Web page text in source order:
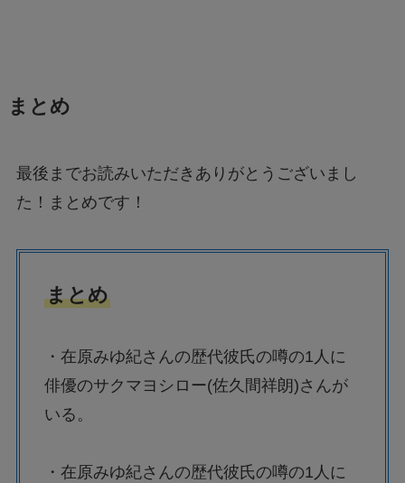
まとめ
最後までお読みいただきありがとうございまし
た！まとめです！
まとめ
・在原みゆ紀さんの歴代彼氏の噂の1人に
俳優のサクマヨシロー(佐久間祥朗)さんが
いる。
・在原みゆ紀さんの歴代彼氏の噂の1人に